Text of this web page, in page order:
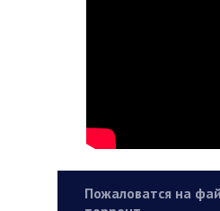
Пожаловатся на